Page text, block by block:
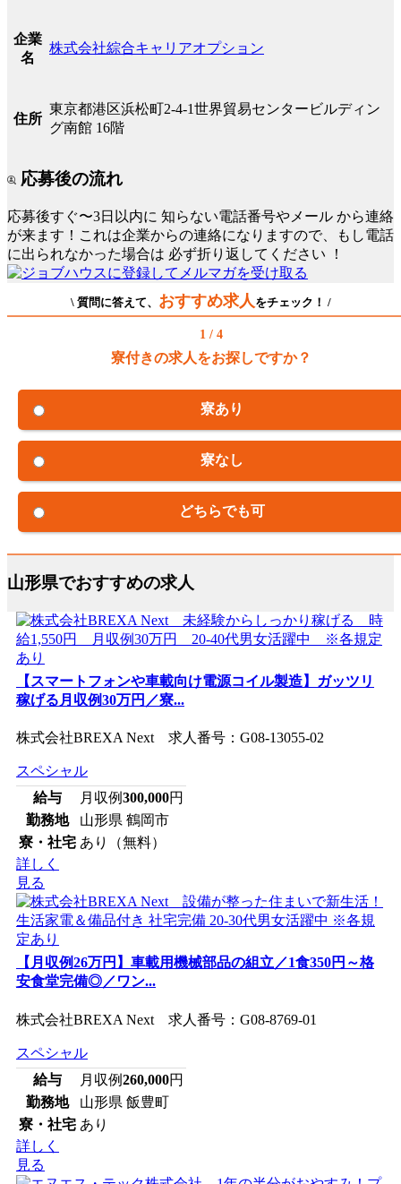
企業
名
株式会社綜合キャリアオプション
住所
東京都港区浜松町2-4-1世界貿易センタービルディン
グ南館 16階
応募後の流れ
応募後すぐ〜3日以内に 知らない電話番号やメール から連絡
が来ます！これは企業からの連絡になりますので、もし電話
に出られなかった場合は 必ず折り返してください ！
\ 質問に答えて、 おすすめ求人 をチェック！ /
1 / 4
寮付きの求人をお探しですか？
寮あり
寮なし
どちらでも可
山形県でおすすめの求人
【スマートフォンや車載向け電源コイル製造】ガッツリ
稼げる月収例30万円／寮...
株式会社BREXA Next 求人番号：G08-13055-02
スペシャル
給与
月収例300,000円
勤務地
山形県 鶴岡市
寮・社宅 あり（無料）
詳しく
見る
【月収例26万円】車載用機械部品の組立／1食350円～格
安食堂完備◎／ワン...
株式会社BREXA Next 求人番号：G08-8769-01
スペシャル
給与
月収例260,000円
勤務地
山形県 飯豊町
寮・社宅 あり
詳しく
見る